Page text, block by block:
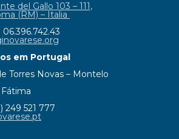
del Gallo 103 – 111,
(RM) – Italia
06.396.742.43
em Portugal
Torres Novas – Montelo
Fátima
249 521 777